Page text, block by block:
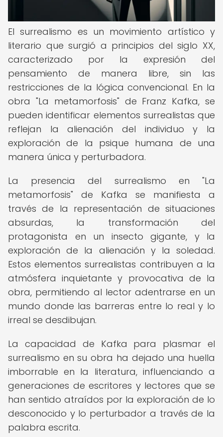
El surrealismo es un movimiento artístico y
literario que surgió a principios del siglo XX,
caracterizado por la expresión del
pensamiento de manera libre, sin las
restricciones de la lógica convencional. En la
obra "La metamorfosis" de Franz Kafka, se
pueden identificar elementos surrealistas que
reflejan la alienación del individuo y la
exploración de la psique humana de una
manera única y perturbadora.
La presencia del surrealismo en "La
metamorfosis" de Kafka se manifiesta a
través de la representación de situaciones
absurdas, la transformación del
protagonista en un insecto gigante, y la
exploración de la alienación y la soledad.
Estos elementos surrealistas contribuyen a la
atmósfera inquietante y provocativa de la
obra, permitiendo al lector adentrarse en un
mundo donde las barreras entre lo real y lo
irreal se desdibujan.
La capacidad de Kafka para plasmar el
surrealismo en su obra ha dejado una huella
imborrable en la literatura, influenciando a
generaciones de escritores y lectores que se
han sentido atraídos por la exploración de lo
desconocido y lo perturbador a través de la
palabra escrita.